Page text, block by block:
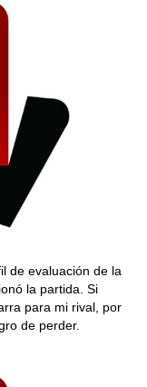
de evaluación de la
la partida. Si
para mi rival, por
de perder.